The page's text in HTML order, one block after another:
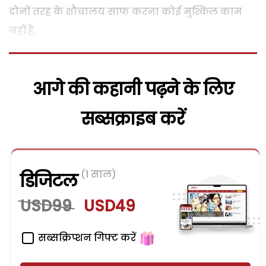
दोनों तरह के शौचालय साफ करना कोई मुश्किल काम
नहीं है.
आगे की कहानी पढ़ने के लिए
सब्सक्राइब करें
डिजिटल (1 साल)
USD99 USD49
सब्सक्रिप्शन गिफ्ट करें